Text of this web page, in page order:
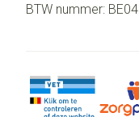
BTW nummer: